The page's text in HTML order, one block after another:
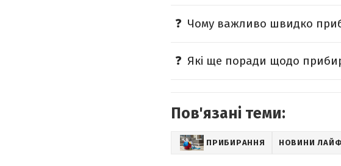
Чому важливо швидко
Які ще поради щодо
Пов'язані теми:
ПРИБИРАННЯ НОВИНИ